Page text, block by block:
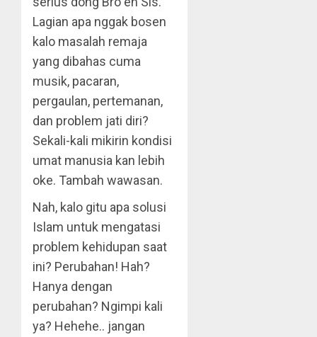
Lagian apa nggak bosen
kalo masalah remaja
yang dibahas cuma
musik, pacaran,
pergaulan, pertemanan,
dan problem jati diri?
Sekali-kali mikirin kondisi
umat manusia kan lebih
oke. Tambah wawasan.
Nah, kalo gitu apa solusi
Islam untuk mengatasi
problem kehidupan saat
ini? Perubahan! Hah?
Hanya dengan
perubahan? Ngimpi kali
ya? Hehehe.. jangan